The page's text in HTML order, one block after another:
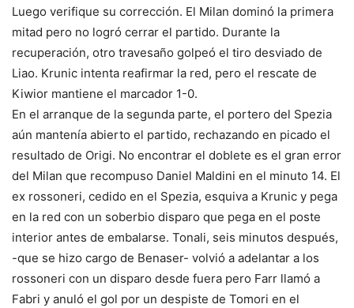
Luego verifique su corrección. El Milan dominó la primera
mitad pero no logró cerrar el partido. Durante la
recuperación, otro travesaño golpeó el tiro desviado de
Liao. Krunic intenta reafirmar la red, pero el rescate de
Kiwior mantiene el marcador 1-0.
En el arranque de la segunda parte, el portero del Spezia
aún mantenía abierto el partido, rechazando en picado el
resultado de Origi. No encontrar el doblete es el gran error
del Milan que recompuso Daniel Maldini en el minuto 14. El
ex rossoneri, cedido en el Spezia, esquiva a Krunic y pega
en la red con un soberbio disparo que pega en el poste
interior antes de embalarse. Tonali, seis minutos después,
-que se hizo cargo de Benaser- volvió a adelantar a los
rossoneri con un disparo desde fuera pero Farr llamó a
Fabri y anuló el gol por un despiste de Tomori en el